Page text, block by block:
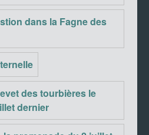
dans la Fagne des
des tourbières le
dernier